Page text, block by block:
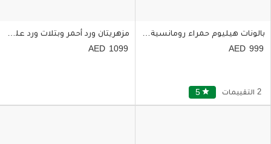
بالونات هيليوم حمراء رومانسية مع بتلات ورد أحمر وشموع
999
5 star 2 التقييمات
مزهريتان ورد أحمر وبتلات ورد على شكل قلب للسرير وتغطي الأرض
1099